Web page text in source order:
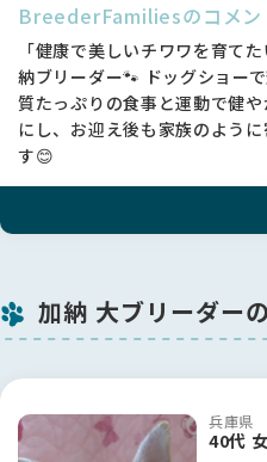
BreederFamiliesのコメン
「健康で美しいチワワを育て
納ブリーダー🐾 ドッグショー
質たっぷりの食事と運動で健
にし、お迎え後も家族のよう
す😊
加納 大ブリーダー
兵庫県
40代